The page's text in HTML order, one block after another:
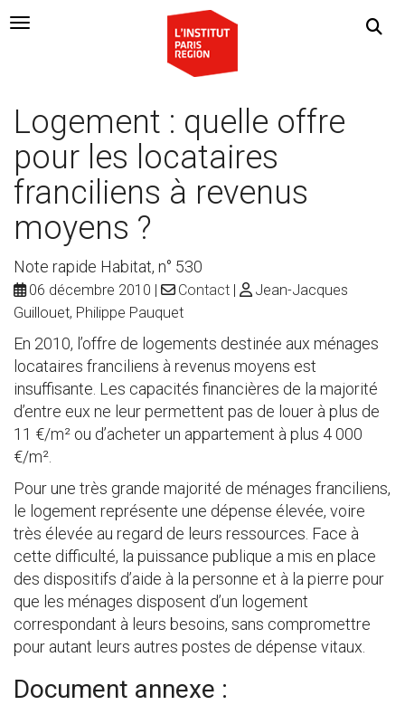
Navigation Toggle
Logement : quelle offre
pour les locataires
franciliens à revenus
moyens ?
Note rapide Habitat, n° 530
06 décembre 2010 Contact
Jean-Jacques
Guillouet, Philippe Pauquet
En 2010, l’offre de logements destinée aux ménages
locataires franciliens à revenus moyens est
insuffisante. Les capacités financières de la majorité
d’entre eux ne leur permettent pas de louer à plus de
11 €/m² ou d’acheter un appartement à plus 4 000
€/m².
Pour une très grande majorité de ménages franciliens,
le logement représente une dépense élevée, voire
très élevée au regard de leurs ressources. Face à
cette difficulté, la puissance publique a mis en place
des dispositifs d’aide à la personne et à la pierre pour
que les ménages disposent d’un logement
correspondant à leurs besoins, sans compromettre
pour autant leurs autres postes de dépense vitaux.
Document annexe :